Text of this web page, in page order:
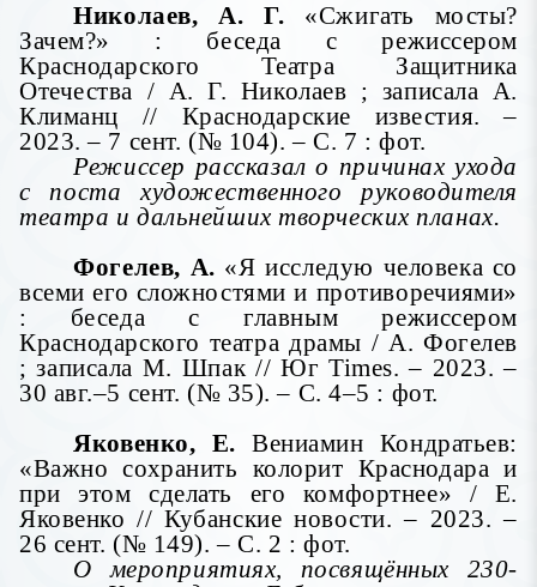
Николаев, А. Г. «Сжигать мосты?
Зачем?» : беседа с режиссером
Краснодарского Театра Защитника
Отечества / А. Г. Николаев ; записала А.
Климанц // Краснодарские известия. –
2023. – 7 сент. (№ 104). – С. 7 : фот.
Режиссер рассказал о причинах ухода
с поста художественного руководителя
театра и дальнейших творческих планах.
Фогелев, А. «Я исследую человека со
всеми его сложностями и противоречиями»
: беседа с главным режиссером
Краснодарского театра драмы / А. Фогелев
; записала М. Шпак // Юг Times. – 2023. –
30 авг.–5 сент. (№ 35). – С. 4–5 : фот.
Яковенко, Е.Вениамин Кондратьев:
«Важно сохранить колорит Краснодара и
при этом сделать его комфортнее» / Е.
Яковенко // Кубанские новости. – 2023. –
26 сент. (№ 149). – С. 2 : фот.
О мероприятиях, посвящённых 230-